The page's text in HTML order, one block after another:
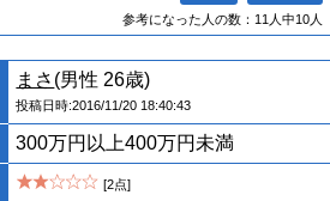
参考になった人の数：11人中10人
まさ (男性 26歳)
投稿日時:2016/11/20 18:40:43
300万円以上400万円未満
[2点]